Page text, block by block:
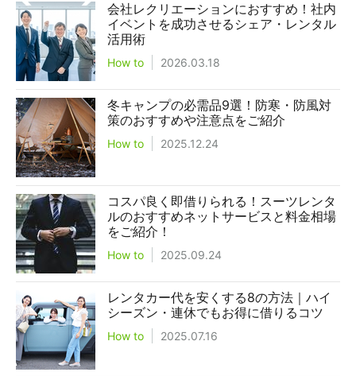
会社レクリエーションにおすすめ！社内
イベントを成功させるシェア・レンタル
活用術
How to 2026.03.18
冬キャンプの必需品9選！防寒・防風対
策のおすすめや注意点をご紹介
How to 2025.12.24
コスパ良く即借りられる！スーツレンタ
ルのおすすめネットサービスと料金相場
をご紹介！
How to 2025.09.24
レンタカー代を安くする8の方法｜ハイ
シーズン・連休でもお得に借りるコツ
How to 2025.07.16